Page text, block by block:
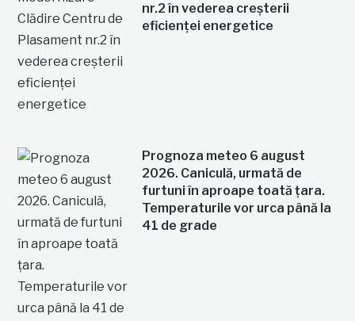
nr.2 în vederea creșterii
eficienței energetice
Prognoza meteo 6 august
2026. Caniculă, urmată de
furtuni în aproape toată țara.
Temperaturile vor urca până la
41 de grade